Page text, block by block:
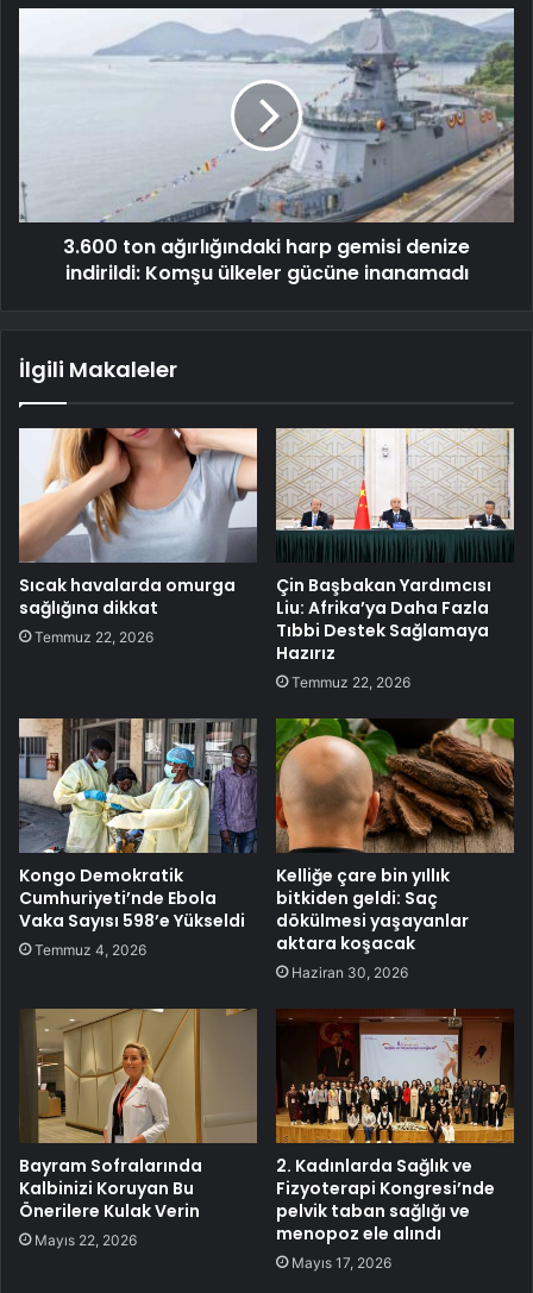
3.600 ton ağırlığındaki harp gemisi denize
indirildi: Komşu ülkeler gücüne inanamadı
İlgili Makaleler
Sıcak havalarda omurga
sağlığına dikkat
Temmuz 22, 2026
Çin Başbakan Yardımcısı
Liu: Afrika’ya Daha Fazla
Tıbbi Destek Sağlamaya
Hazırız
Temmuz 22, 2026
Kongo Demokratik
Cumhuriyeti’nde Ebola
Vaka Sayısı 598’e Yükseldi
Temmuz 4, 2026
Kelliğe çare bin yıllık
bitkiden geldi: Saç
dökülmesi yaşayanlar
aktara koşacak
Haziran 30, 2026
Bayram Sofralarında
Kalbinizi Koruyan Bu
Önerilere Kulak Verin
Mayıs 22, 2026
2. Kadınlarda Sağlık ve
Fizyoterapi Kongresi’nde
pelvik taban sağlığı ve
menopoz ele alındı
Mayıs 17, 2026